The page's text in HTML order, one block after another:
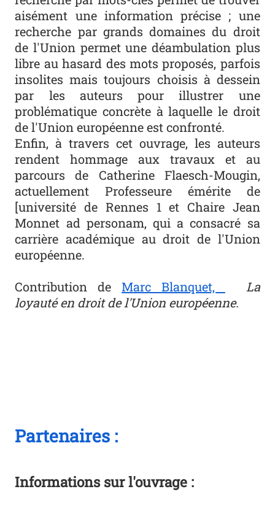
aisément une information précise ; une
recherche par grands domaines du droit
de l'Union permet une déambulation plus
libre au hasard des mots proposés, parfois
insolites mais toujours choisis à dessein
par les auteurs pour illustrer une
problématique concrète à laquelle le droit
de l'Union européenne est confronté.
Enfin, à travers cet ouvrage, les auteurs
rendent hommage aux travaux et au
parcours de Catherine Flaesch-Mougin,
actuellement Professeure émérite de
[université de Rennes 1 et Chaire Jean
Monnet ad personam, qui a consacré sa
carrière académique au droit de l'Union
européenne.
Contribution de Marc Blanquet,
La
loyauté en droit de l'Union européenne.
Partenaires :
Informations sur l'ouvrage :